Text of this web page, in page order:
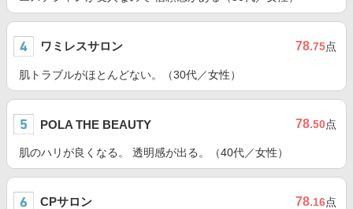
ワミレスサロン 78.75点
肌トラブルがほとんどない。（30代／女性）
POLA THE BEAUTY 78.50点
肌のハリが良くなる。 透明感が出る。（40代／女性）
CPサロン 78.16点